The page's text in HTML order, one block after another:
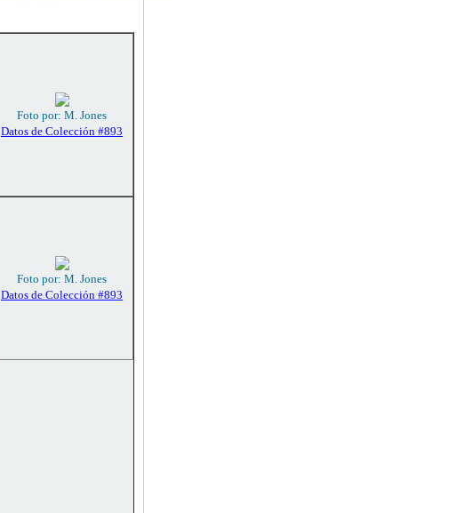
Foto por: M. Jones
Datos de Colección #893
Foto por: M. Jones
Datos de Colección #893